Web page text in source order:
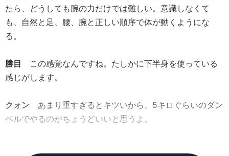
たら、どうしても腕の力だけでは難しい。意識しなくて
も、自然と足、腰、腕と正しい順序で体が動くようにな
る。
勝目 この感覚なんですね。たしかに下半身を使っている
感じがします。
クォン あまり重すぎるとキツいから、5キロぐらいのダン
ベルでやるのがちょうどいいと思うよ。